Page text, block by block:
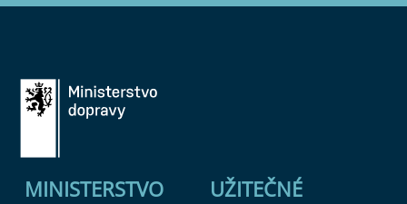
MINISTERSTVO
UŽITEČNÉ